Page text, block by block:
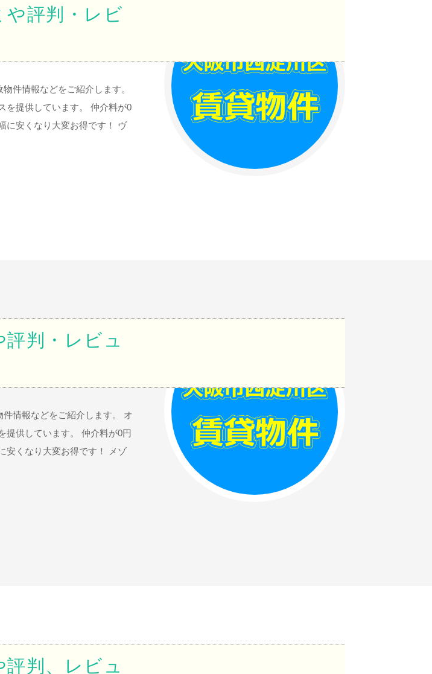
や評判・レビ
件情報などをご紹介します。
を提供しています。 仲介料が0
に安くなり大変お得です！ ヴ
判・レビュ
情報などをご紹介します。 オ
提供しています。 仲介料が0円
安くなり大変お得です！ メゾ
判、レビュ